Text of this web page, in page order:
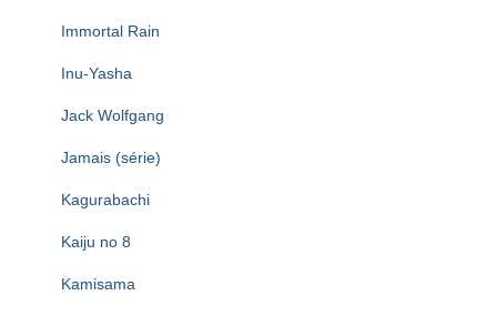
Immortal Rain
Inu-Yasha
Jack Wolfgang
Jamais (série)
Kagurabachi
Kaiju no 8
Kamisama